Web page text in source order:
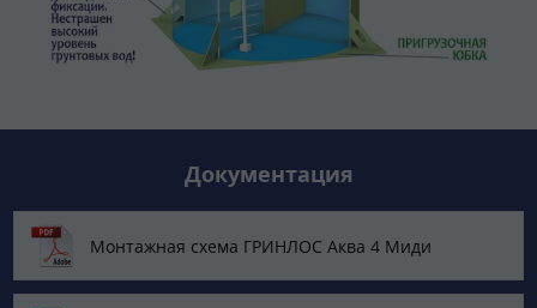
Документация
Монтажная схема ГРИНЛОС Аква 4 Миди